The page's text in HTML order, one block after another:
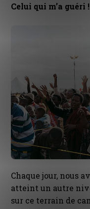
Celui qui m’a guéri !
Chaque jour, nous
atteint un autre
sur ce terrain de